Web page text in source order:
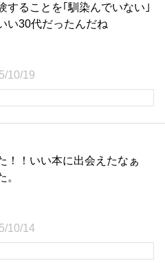
することを｢馴染んでいない｣
い30代だったんだね
10/19
！！いい本に出会えたなぁ
。
10/14